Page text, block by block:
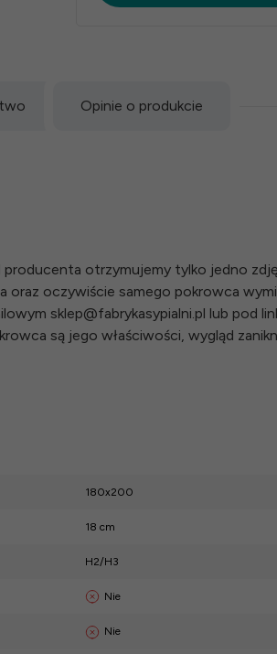
Opinie o produkcie
otrzymujemy tylko jedno
oczywiście samego pokrowca
sklep@fabrykasypialni.pl lub pod
są jego właściwości, wygląd
180x200
18 cm
H2/H3
Nie
Nie